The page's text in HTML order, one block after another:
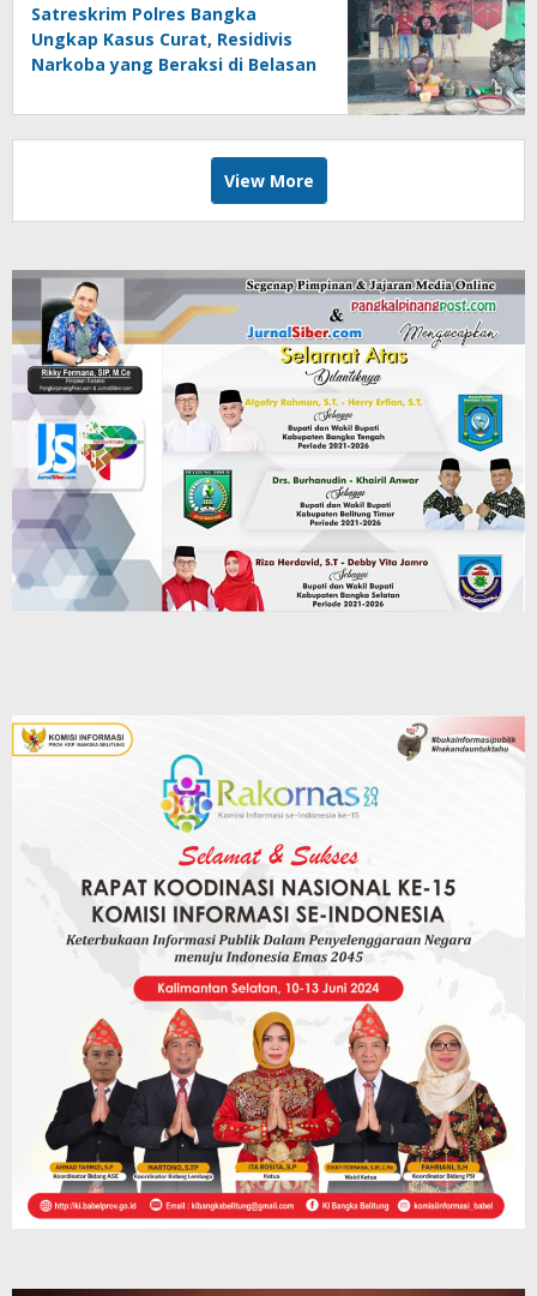
Satreskrim Polres Bangka
Ungkap Kasus Curat, Residivis
Narkoba yang Beraksi di Belasan
View More